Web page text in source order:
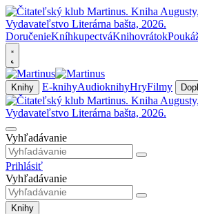
DoručenieKníhkupectváKnihovrátok
Knihy E-knihyAudioknihyHryFilmy
Vyhľadávanie
Prihlásiť
Vyhľadávanie
Knihy